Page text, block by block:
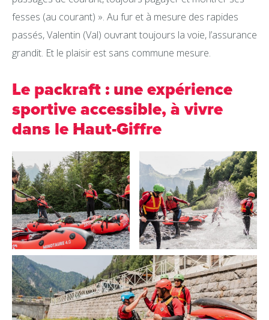
fesses (au courant) ». Au fur et à mesure des rapides
passés, Valentin (Val) ouvrant toujours la voie, l’assurance
grandit. Et le plaisir est sans commune mesure.
Le packraft : une expérience
sportive accessible, à vivre
dans le Haut-Giffre